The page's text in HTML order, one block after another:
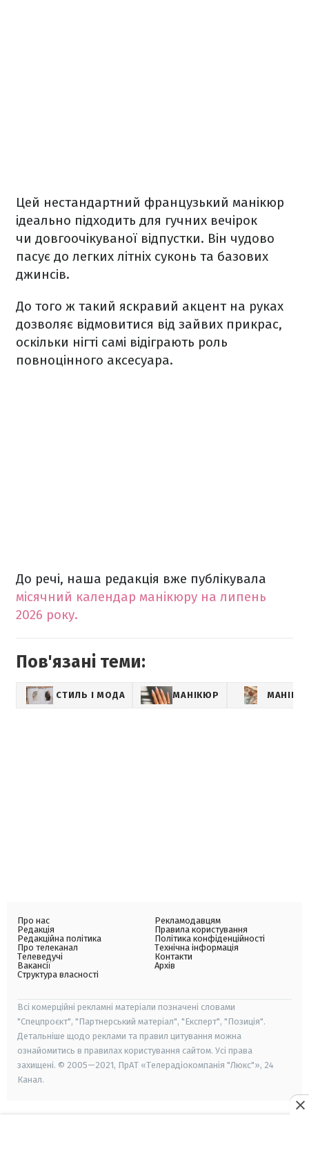
Цей нестандартний французький манікюр
ідеально підходить для гучних вечірок
чи довгоочікуваної відпустки. Він чудово
пасує до легких літніх суконь та базових
джинсів.
До того ж такий яскравий акцент на руках
дозволяє відмовитися від зайвих прикрас,
оскільки нігті самі відіграють роль
повноцінного аксесуара.
До речі, наша редакція вже публікувала
місячний календар манікюру на липень
2026 року.
Пов'язані теми:
СТИЛЬ І МОДА МАНІКЮР
Про нас
Редакція
Редакційна політика
Про телеканал
Телеведучі
Вакансії
Структура власності
Рекламодавцям
Правила користування
Політика конфіденційності
Технічна інформація
Контакти
Архів
Всі комерційні рекламні матеріали позначені словами
"Спецпроєкт", "Партнерський матеріал", "Експерт", "Позиція".
Детальніше щодо реклами та правил цитування можна
ознайомитись в правилах користування сайтом. Усі права
захищені. © 2005—2021, ПрАТ «Телерадіокомпанія "Люкс"», 24
Канал.